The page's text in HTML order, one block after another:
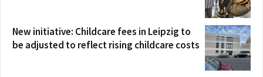
New initiative: Childcare fees in Leipzig to
be adjusted to reflect rising childcare costs